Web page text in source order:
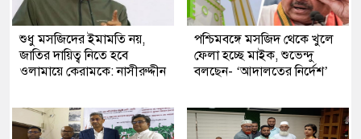
শুধু মসজিদের ইমামতি নয়,
জাতির দায়িত্ব নিতে হবে
ওলামায়ে কেরামকে: নাসীরুদ্দীন
পশ্চিমবঙ্গে মসজিদ থেকে খুলে
ফেলা হচ্ছে মাইক, শুভেন্দু
বলছেন- ‘আদালতের নির্দেশ’